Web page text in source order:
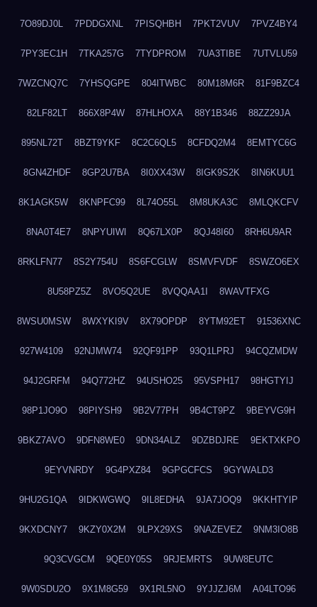
7O89DJ0L 7PDDGXNL 7PISQHBH 7PKT2VUV 7PVZ4BY4
7PY3EC1H 7TKA257G 7TYDPROM 7UA3TIBE 7UTVLU59
7WZCNQ7C 7YHSQGPE 804ITWBC 80M18M6R 81F9BZC4
82LF82LT 866X8P4W 87HLHOXA 88Y1B346 88ZZ29JA
895NL72T 8BZT9YKF 8C2C6QL5 8CFDQ2M4 8EMTYC6G
8GN4ZHDF 8GP2U7BA 8I0XX43W 8IGK9S2K 8IN6KUU1
8K1AGK5W 8KNPFC99 8L74O55L 8M8UKA3C 8MLQKCFV
8NA0T4E7 8NPYUIWI 8Q67LX0P 8QJ48I60 8RH6U9AR
8RKLFN77 8S2Y754U 8S6FCGLW 8SMVFVDF 8SWZO6EX
8U58PZ5Z 8VO5Q2UE 8VQQAA1I 8WAVTFXG
8WSU0MSW 8WXYKI9V 8X79OPDP 8YTM92ET 91536XNC
927W4109 92NJMW74 92QF91PP 93Q1LPRJ 94CQZMDW
94J2GRFM 94Q772HZ 94USHO25 95VSPH17 98HGTYIJ
98P1JO9O 98PIYSH9 9B2V77PH 9B4CT9PZ 9BEYVG9H
9BKZ7AVO 9DFN8WE0 9DN34ALZ 9DZBDJRE 9EKTXKPO
9EYVNRDY 9G4PXZ84 9GPGCFCS 9GYWALD3
9HU2G1QA 9IDKWGWQ 9IL8EDHA 9JA7JOQ9 9KKHTYIP
9KXDCNY7 9KZY0X2M 9LPX29XS 9NAZEVEZ 9NM3IO8B
9Q3CVGCM 9QE0Y05S 9RJEMRTS 9UW8EUTC
9W0SDU2O 9X1M8G59 9X1RL5NO 9YJJZJ6M A04LTO96